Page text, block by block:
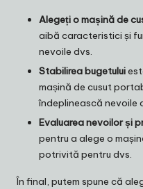
Alegeți o mașină de
aibă caracteristici și
nevoile dvs.
Stabilirea bugetului
mașină de cusut
îndeplinească nevoile
Evaluarea nevoilor și
pentru a alege o
potrivită pentru dvs.
În final, putem spune că